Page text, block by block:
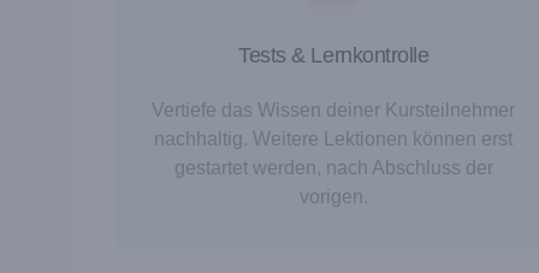
Tests & Lernkontrolle
Vertiefe das Wissen deiner Kursteilnehmer
nachhaltig. Weitere Lektionen können erst
gestartet werden, nach Abschluss der
vorigen.